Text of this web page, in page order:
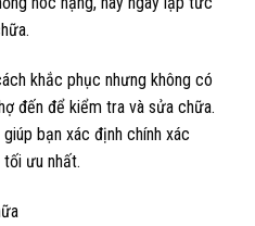
khắc phục nhưng không có
đến để kiểm tra và sửa chữa.
bạn xác định chính xác
tối ưu nhất.